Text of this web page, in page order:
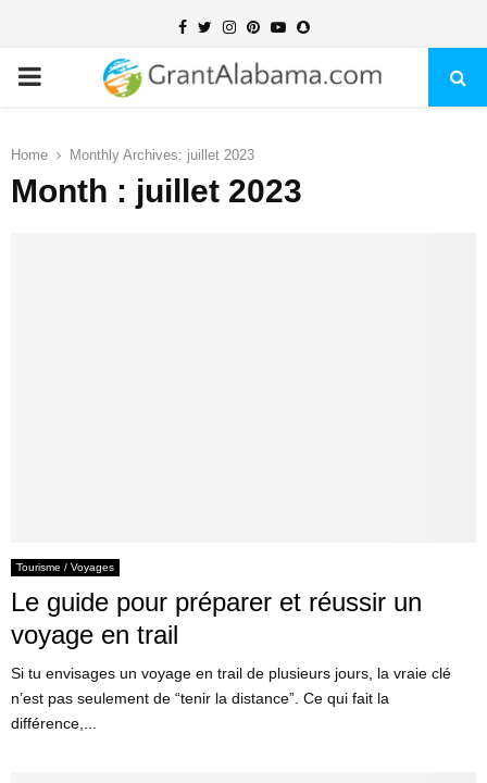
Facebook
TwitterInstagram
PinterestYoutubeSnapchat
PRIMARY
Home Monthly Archives: juillet 2023
Month : juillet 2023
Tourisme / Voyages
Le guide pour préparer et réussir un
voyage en trail
Si tu envisages un voyage en trail de plusieurs jours, la vraie clé
n’est pas seulement de “tenir la distance”. Ce qui fait la
différence,...